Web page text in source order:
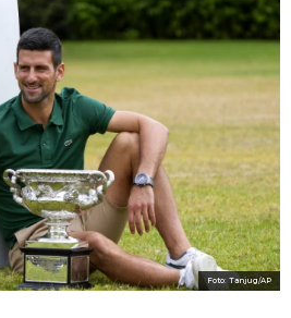
Foto: Tanjug/AP